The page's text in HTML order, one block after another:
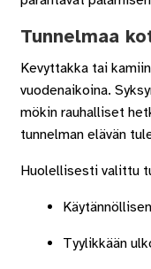
Tunnelmaa
Kevyttakka tai
vuodenaikoina.
mökin rauhalliset
tunnelman elävän
Huolellisesti valittu
Tyylikkään